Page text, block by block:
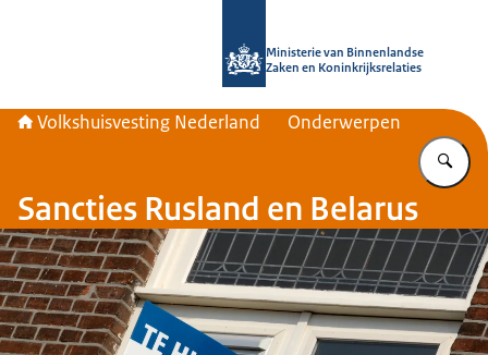
Ministerie van Binnenlandse
Zaken en Koninkrijksrelaties
Volkshuisvesting Nederland Onderwerpen
Sancties Rusland en Belarus